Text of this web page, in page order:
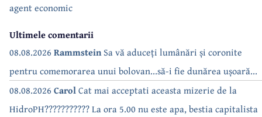
agent economic
Ultimele comentarii
08.08.2026 RammsteinSa vă aduceți lumânări și coronite
pentru comemorarea unui bolovan...să-i fie dunărea ușoară...
08.08.2026 CarolCat mai acceptati aceasta mizerie de la
HidroPH??????????? La ora 5.00 nu este apa, bestia capitalista